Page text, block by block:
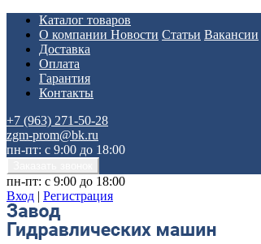
Каталог товаров
О компании Новости Статьи Вакансии
Доставка
Оплата
Гарантия
Контакты
+7 (963) 271-50-28
zgm-prom@bk.ru
пн-пт: с 9:00 до 18:00
пн-пт: с 9:00 до 18:00
Вход | Регистрация